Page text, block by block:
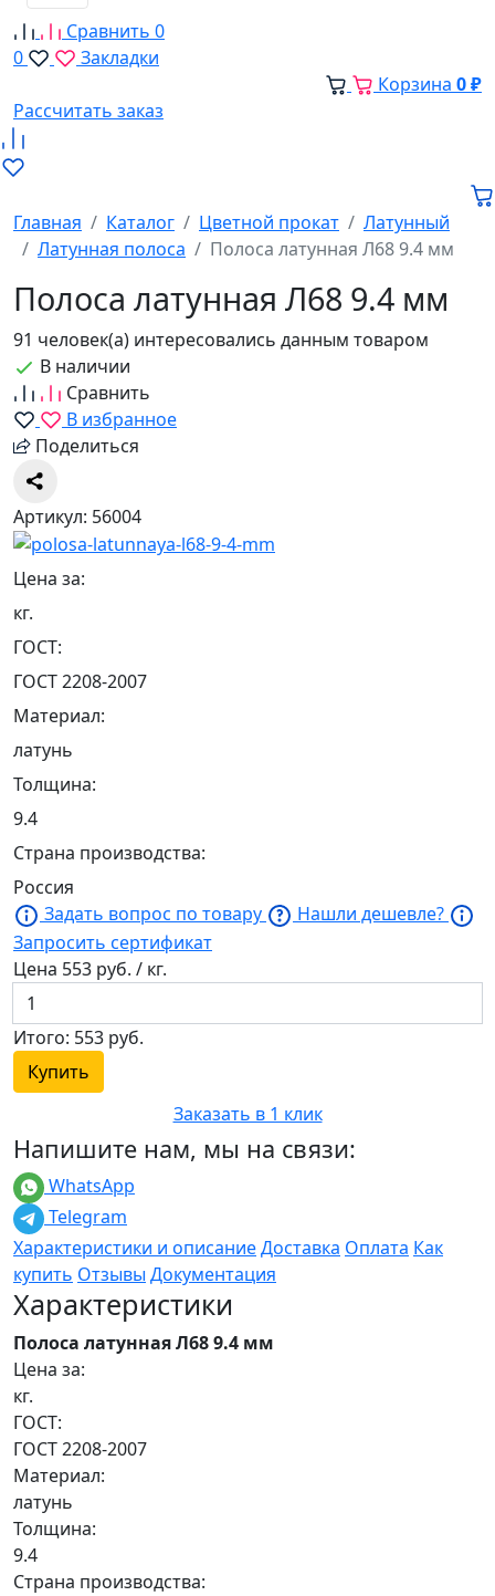
Сравнить 0
0
Закладки
Корзина 0 ₽
Рассчитать заказ
Главная Каталог Цветной прокат
Латунный
Латунная полоса
Полоса латунная Л68 9.4 мм
Полоса латунная Л68 9.4 мм
91 человек(а) интересовались данным товаром
В наличии
Сравнить
В избранное
Поделиться
Артикул: 56004
Цена за:
кг.
ГОСТ:
ГОСТ 2208-2007
Материал:
латунь
Толщина:
9.4
Страна производства:
Россия
Задать вопрос по товару
Нашли дешевле?
Запросить сертификат
Цена 553 руб. / кг.
Итого: 553 руб.
Купить
Заказать в 1 клик
Напишите нам, мы на связи:
WhatsApp
Telegram
Характеристики и описаниеДоставка Оплата Как
купить Отзывы Документация
Характеристики
Полоса латунная Л68 9.4 мм
Цена за:
кг.
ГОСТ:
ГОСТ 2208-2007
Материал:
латунь
Толщина:
9.4
Страна производства: